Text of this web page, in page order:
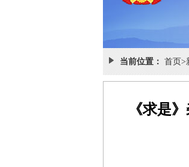
当前位置： 首页>
《求是